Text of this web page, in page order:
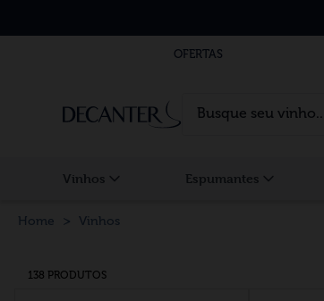
OFERTAS
Vinhos Espumantes
Vinhos
138 PRODUTOS